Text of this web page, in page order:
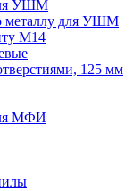
УШМ
металлу для УШМ
M14
125 мм
МФИ